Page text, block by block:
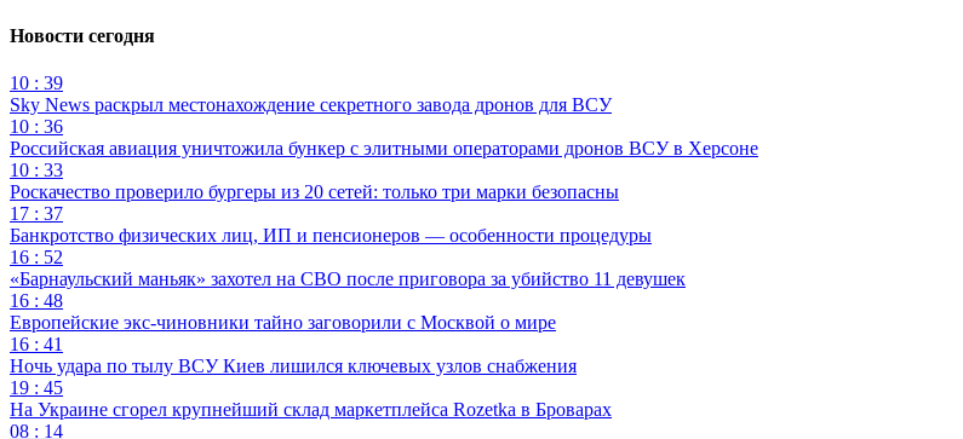
Новости сегодня
10 : 39
Sky News раскрыл местонахождение секретного завода дронов для ВСУ
10 : 36
Российская авиация уничтожила бункер с элитными операторами дронов ВСУ в Херсоне
10 : 33
Роскачество проверило бургеры из 20 сетей: только три марки безопасны
17 : 37
Банкротство физических лиц, ИП и пенсионеров — особенности процедуры
16 : 52
«Барнаульский маньяк» захотел на СВО после приговора за убийство 11 девушек
16 : 48
Европейские экс-чиновники тайно заговорили с Москвой о мире
16 : 41
Ночь удара по тылу ВСУ Киев лишился ключевых узлов снабжения
19 : 45
На Украине сгорел крупнейший склад маркетплейса Rozetka в Броварах
08 : 14